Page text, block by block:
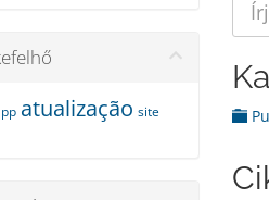
atualização site